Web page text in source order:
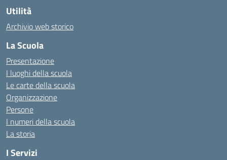
Utilità
Archivio web storico
La Scuola
Presentazione
I luoghi della scuola
Le carte della scuola
Organizzazione
Persone
I numeri della scuola
La storia
I Servizi